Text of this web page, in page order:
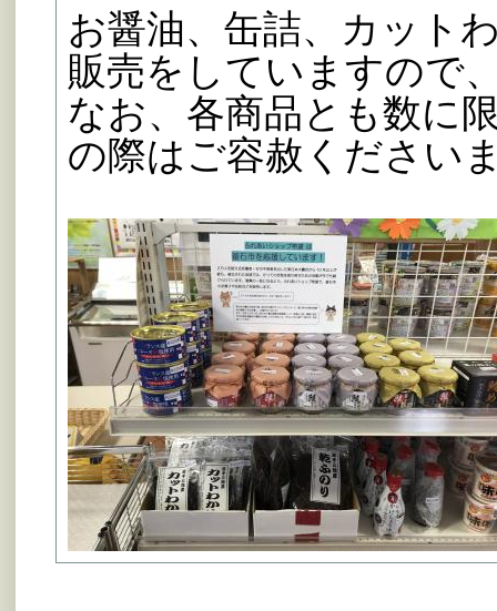
お醤油、缶詰、カット
販売をしていますので
なお、各商品とも数に
の際はご容赦ください